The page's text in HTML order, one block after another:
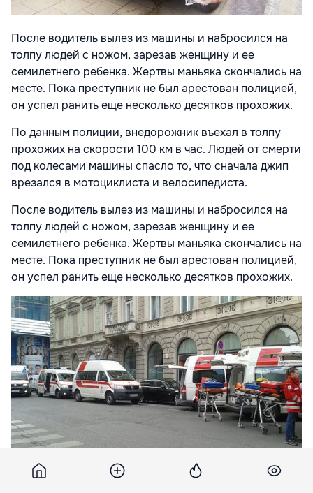
После водитель вылез из машины и набросился на
толпу людей с ножом, зарезав женщину и ее
семилетнего ребенка. Жертвы маньяка скончались на
месте. Пока преступник не был арестован полицией,
он успел ранить еще несколько десятков прохожих.
По данным полиции, внедорожник въехал в толпу
прохожих на скорости 100 км в час. Людей от смерти
под колесами машины спасло то, что сначала джип
врезался в мотоциклиста и велосипедиста.
После водитель вылез из машины и набросился на
толпу людей с ножом, зарезав женщину и ее
семилетнего ребенка. Жертвы маньяка скончались на
месте. Пока преступник не был арестован полицией,
он успел ранить еще несколько десятков прохожих.
По заявлению полиции, преступник оказался